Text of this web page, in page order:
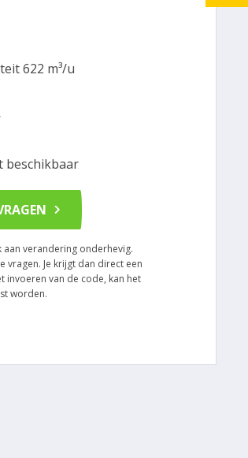
beschikbaar
622 m³/u
aan verandering onderhevig.
vragen. Je krijgt dan direct een
invoeren van de code, kan het
worden.